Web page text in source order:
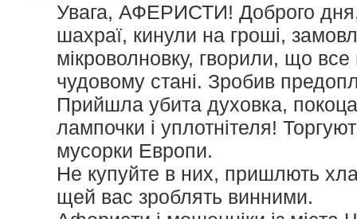
Увага, АФЕРИСТИ! Доброго
шахраї, кинули на гроші,
мікроволновку, гворили, що
чудовому стані. Зробив
Прийшла убита духовка,
лампочки і уплотнітеля!
мусорки Европи.
Не купуйте в них, пришлють
щей вас зроблять винними.